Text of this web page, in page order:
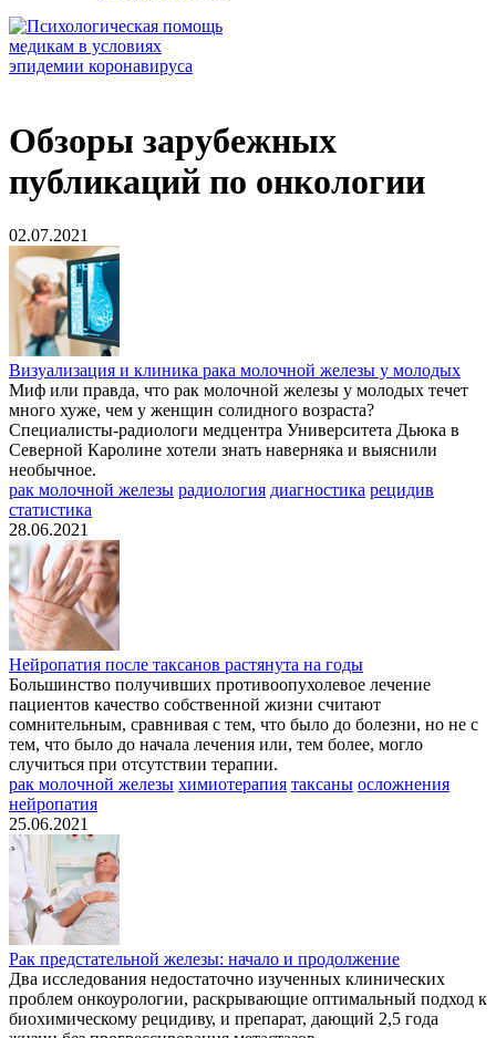
Обзоры зарубежных
публикаций по онкологии
02.07.2021
Визуализация и клиника рака молочной железы у молодых
Миф или правда, что рак молочной железы у молодых течет
много хуже, чем у женщин солидного возраста?
Специалисты-радиологи медцентра Университета Дьюка в
Северной Каролине хотели знать наверняка и выяснили
необычное.
рак молочной железы радиология диагностика рецидив
статистика
28.06.2021
Нейропатия после таксанов растянута на годы
Большинство получивших противоопухолевое лечение
пациентов качество собственной жизни считают
сомнительным, сравнивая с тем, что было до болезни, но не с
тем, что было до начала лечения или, тем более, могло
случиться при отсутствии терапии.
рак молочной железы химиотерапия таксаны осложнения
нейропатия
25.06.2021
Рак предстательной железы: начало и продолжение
Два исследования недостаточно изученных клинических
проблем онкоурологии, раскрывающие оптимальный подход к
биохимическому рецидиву, и препарат, дающий 2,5 года